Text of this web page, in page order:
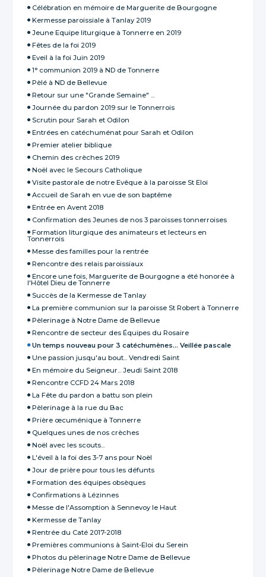
Célébration en mémoire de Marguerite de Bourgogne
Kermesse paroissiale à Tanlay 2019
Jeune Equipe liturgique à Tonnerre en 2019
Fêtes de la foi 2019
Eveil à la foi Juin 2019
1° communion 2019 à ND de Tonnerre
Pèlé à ND de Bellevue
Retour sur une "Grande Semaine" ...
Journée du pardon 2019 sur le Tonnerrois
Scrutin pour Sarah et Odilon
Entrées en catéchuménat pour Sarah et Odilon
Premier atelier biblique
Chemin des crèches 2019
Noël avec le Secours Catholique
Visite pastorale de notre Evêque à la paroisse St Eloi
Accueil de Sarah en vue de son baptême
Entrée en Avent 2018
Confirmation des Jeunes de nos 3 paroisses tonnerroises
Formation liturgique des animateurs et lecteurs en
Tonnerrois
Messe des familles pour la rentrée
Rencontre des relais paroissiaux
Encore une fois, Marguerite de Bourgogne a été honorée à
l'Hôtel Dieu de Tonnerre
Succès de la Kermesse de Tanlay
La première communion sur la paroisse St Robert à Tonnerre
Pèlerinage à Notre Dame de Bellevue
Rencontre de secteur des Équipes du Rosaire
Un temps nouveau pour 3 catéchumènes... Veillée pascale
Une passion jusqu'au bout... Vendredi Saint
En mémoire du Seigneur... Jeudi Saint 2018
Rencontre CCFD 24 Mars 2018
La Fête du pardon a battu son plein
Pèlerinage à la rue du Bac
Prière œcuménique à Tonnerre
Quelques unes de nos crèches
Noël avec les scouts...
L'éveil à la foi des 3-7 ans pour Noël
Jour de prière pour tous les défunts
Formation des équipes obsèques
Confirmations à Lézinnes
Messe de l'Assomption à Sennevoy le Haut
Kermesse de Tanlay
Rentrée du Caté 2017-2018
Premières communions à Saint-Eloi du Serein
Photos du pèlerinage Notre Dame de Bellevue
Pèlerinage Notre Dame de Bellevue